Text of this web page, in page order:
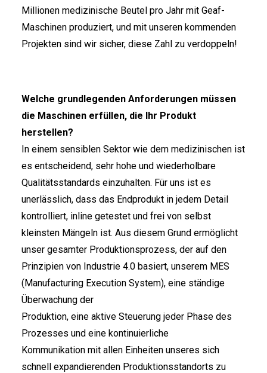
Millionen medizinische Beutel pro Jahr mit Geaf-
Maschinen produziert, und mit unseren kommenden
Projekten sind wir sicher, diese Zahl zu verdoppeln!
Welche grundlegenden Anforderungen müssen
die Maschinen erfüllen, die Ihr Produkt
herstellen?
In einem sensiblen Sektor wie dem medizinischen ist
es entscheidend, sehr hohe und wiederholbare
Qualitätsstandards einzuhalten. Für uns ist es
unerlässlich, dass das Endprodukt in jedem Detail
kontrolliert, inline getestet und frei von selbst
kleinsten Mängeln ist. Aus diesem Grund ermöglicht
unser gesamter Produktionsprozess, der auf den
Prinzipien von Industrie 4.0 basiert, unserem MES
(Manufacturing Execution System), eine ständige
Überwachung der
Produktion, eine aktive Steuerung jeder Phase des
Prozesses und eine kontinuierliche
Kommunikation mit allen Einheiten unseres sich
schnell expandierenden Produktionsstandorts zu